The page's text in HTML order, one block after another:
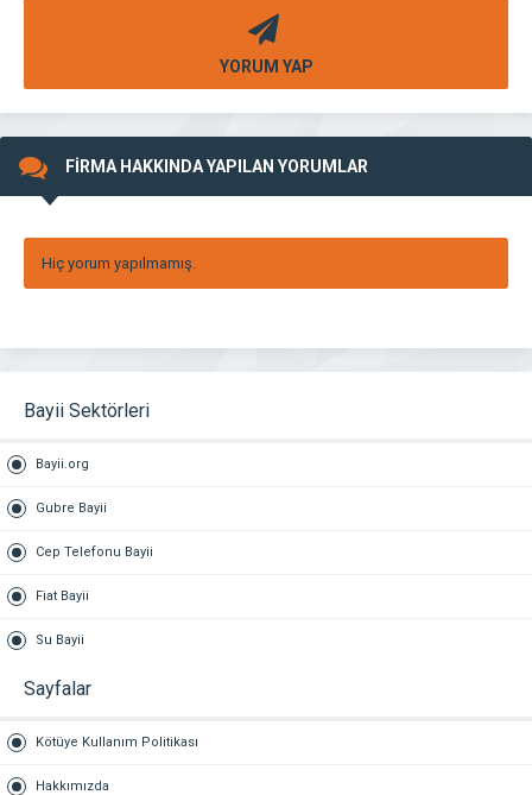
YORUM YAP
FİRMA HAKKINDA YAPILAN YORUMLAR
Hiç yorum yapılmamış.
Bayii Sektörleri
Bayii.org
Gubre Bayii
Cep Telefonu Bayii
Fiat Bayii
Su Bayii
Sayfalar
Kötüye Kullanım Politikası
Hakkımızda